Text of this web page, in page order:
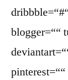
blogger=““